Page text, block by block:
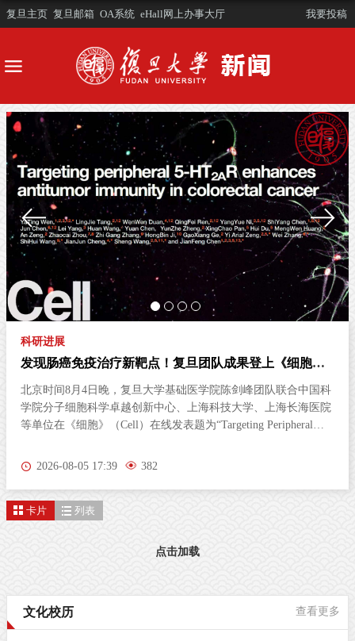
复旦主页 复旦邮箱 OA系统 eHall网上办事大厅 我要投稿
科研进展
发现肠癌免疫治疗新靶点！复旦团队成果登上《细胞》
杂志
北京时间8月4日晚，复旦大学基础医学院陈剑峰团队联合中国科
学院分子细胞科学卓越创新中心、上海科技大学、上海长海医院
等单位在《细胞》（Cell）在线发表题为“Targeting Peripheral
向外周5-HT2AR增强结直肠癌抗肿瘤免疫）”的研究论文。这项
5-HT2AR，能够开启肠道神经与免疫细胞之间的“神秘对话”，唤
升结直肠癌的治疗效果。该发现为结直肠癌的临床治疗提供了新
疫检查点抑制剂在肿瘤治疗方面表现突出。然而，85%以上的
CRC病人属于微卫星稳定型（MSS）“冷肿瘤”，其肿瘤微环境中
2026-08-05 17:39 382
卡片 列表
点击加载
文化校历 查看更多